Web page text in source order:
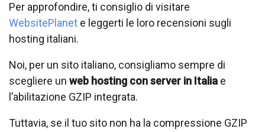
Per approfondire, ti consiglio di visitare
WebsitePlanet e leggerti le loro recensioni sugli
hosting italiani.
Noi, per un sito italiano, consigliamo sempre di
scegliere un web hosting con server in Italia e
l’abilitazione GZIP integrata.
Tuttavia, se il tuo sito non ha la compressione GZIP